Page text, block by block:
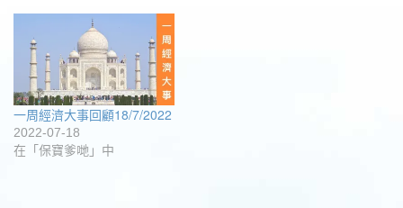
一周經濟大事回顧18/7/2022
2022-07-18
在「保寶爹哋」中